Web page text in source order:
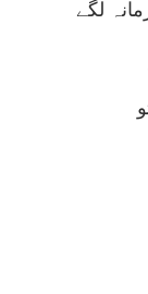
لگے